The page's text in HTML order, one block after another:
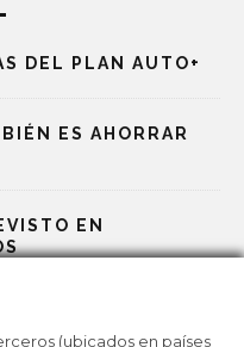
(ubicados en países
DEL PLAN AUTO+
ES AHORRAR
EN
LOS VIAJES